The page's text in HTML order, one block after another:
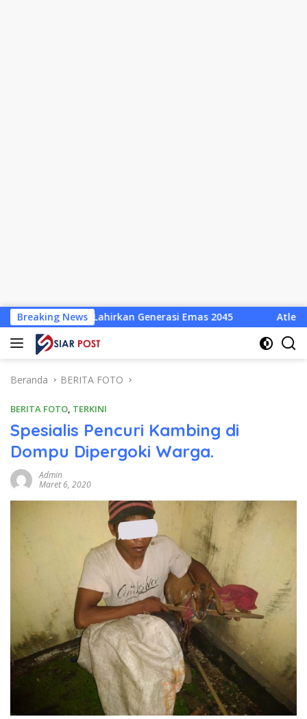
Langsung
ke
konten
Breaking News
Lahirkan Generasi Emas 2045 Atlet Wushu Dompu
Beranda BERITA FOTO
BERITA FOTO, TERKINI
Spesialis Pencuri Kambing di
Dompu Dipergoki Warga.
Admin
Maret 6, 2020